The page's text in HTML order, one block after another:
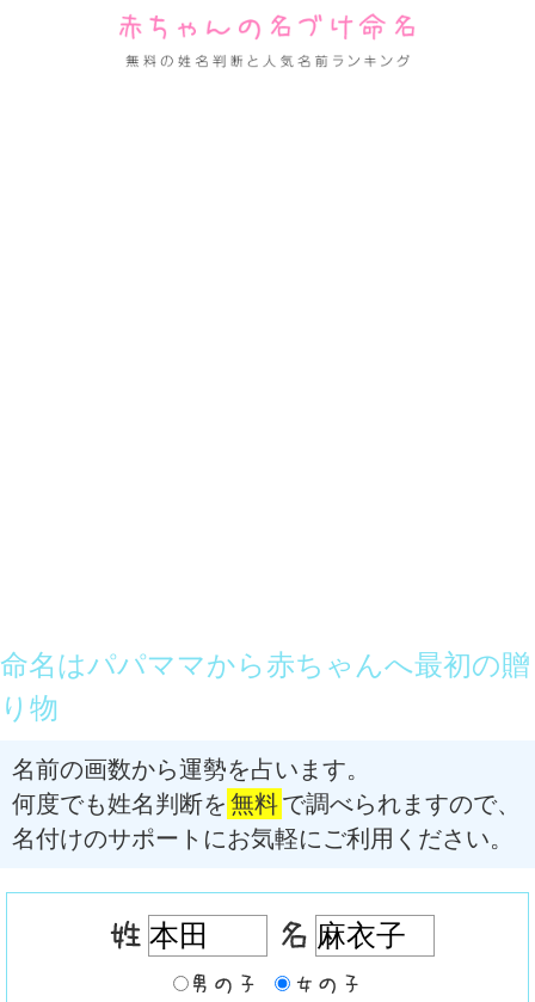
命名はパパママから赤ちゃんへ最初の贈
り物
名前の画数から運勢を占います。
何度でも姓名判断を 無料で調べられますので、
名付けのサポートにお気軽にご利用ください。